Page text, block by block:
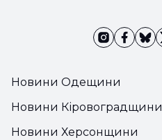
Новини Одещини
Новини Кіровоградщини
Новини Херсонщини